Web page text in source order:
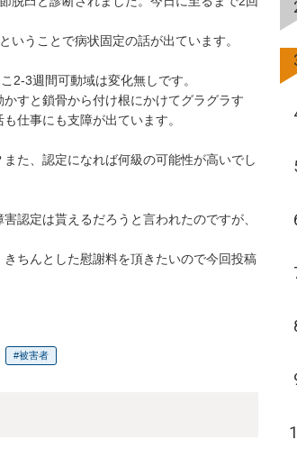
うことで病状固定の話が出ています。
2-3週間可動域は変化無しです。
すと鎖骨から付け根にかけてグラグラす
仕事にも支障が出ています。
た、認定になれば何級の可能性が高いでし
認定は貰えるだろうと言われたのですが、
ちんとした慰謝料を頂きたいので今回投稿
被害者